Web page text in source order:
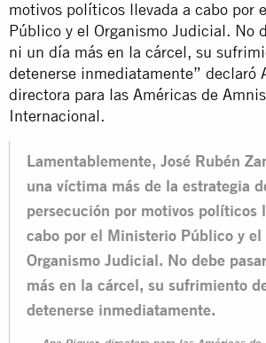
motivos políticos llevada a cabo por
Público y el Organismo Judicial. No
ni un día más en la cárcel, su
detenerse inmediatamente” declaró
directora para las Américas de
Internacional.
Lamentablemente, José Rubén
una víctima más de la estrategia
persecución por motivos políticos
cabo por el Ministerio Público y el
Organismo Judicial. No debe
más en la cárcel, su sufrimiento
detenerse inmediatamente.